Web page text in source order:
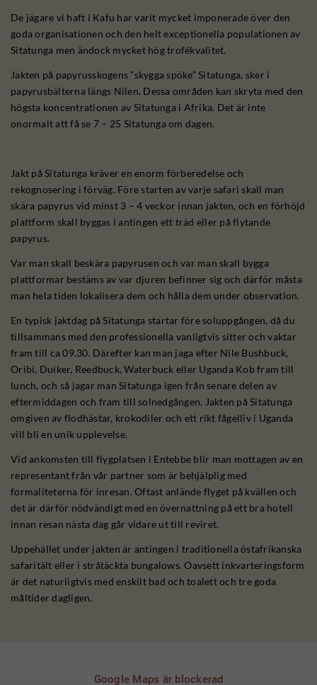
De jägare vi haft i Kafu har varit mycket imponerade över den
goda organisationen och den helt exceptionella populationen av
Sitatunga men ändock mycket hög trofékvalitet.
Jakten på papyrusskogens ”skygga spöke” Sitatunga, sker i
papyrusbälterna längs Nilen. Dessa områden kan skryta med den
högsta koncentrationen av Sitatunga i Afrika. Det är inte
onormalt att få se 7 – 25 Sitatunga om dagen.
Jakt på Sitatunga kräver en enorm förberedelse och
rekognosering i förväg. Före starten av varje safari skall man
skära papyrus vid minst 3 – 4 veckor innan jakten, och en förhöjd
plattform skall byggas i antingen ett träd eller på flytande
papyrus.
Var man skall beskära papyrusen och var man skall bygga
plattformar bestäms av var djuren befinner sig och därför måsta
man hela tiden lokalisera dem och hålla dem under observation.
En typisk jaktdag på Sitatunga startar före soluppgången, då du
tillsammans med den professionella vanligtvis sitter och vaktar
fram till ca 09.30. Därefter kan man jaga efter Nile Bushbuck,
Oribi, Duiker, Reedbuck, Waterbuck eller Uganda Kob fram till
lunch, och så jagar man Sitatunga igen från senare delen av
eftermiddagen och fram till solnedgången. Jakten på Sitatunga
omgiven av flodhästar, krokodiler och ett rikt fågelliv i Uganda
vill bli en unik upplevelse.
Vid ankomsten till flygplatsen i Entebbe blir man mottagen av en
representant från vår partner som är behjälplig med
formaliteterna för inresan. Oftast anlände flyget på kvällen och
det är därför nödvändigt med en övernattning på ett bra hotell
innan resan nästa dag går vidare ut till reviret.
Uppehället under jakten är antingen i traditionella östafrikanska
safaritält eller i stråtäckta bungalows. Oavsett inkvarteringsform
är det naturligtvis med enskilt bad och toalett och tre goda
måltider dagligen.
Google Maps är blockerad